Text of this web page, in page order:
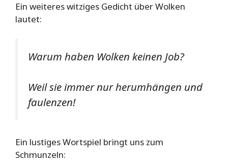
Ein weiteres witziges Gedicht über Wolken
lautet:
Warum haben Wolken keinen Job?
Weil sie immer nur herumhängen und
faulenzen!
Ein lustiges Wortspiel bringt uns zum
Schmunzeln: